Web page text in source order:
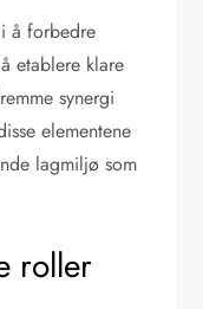
å forbedre
etablere klare
synergi
elementene
lagmiljø som
roller